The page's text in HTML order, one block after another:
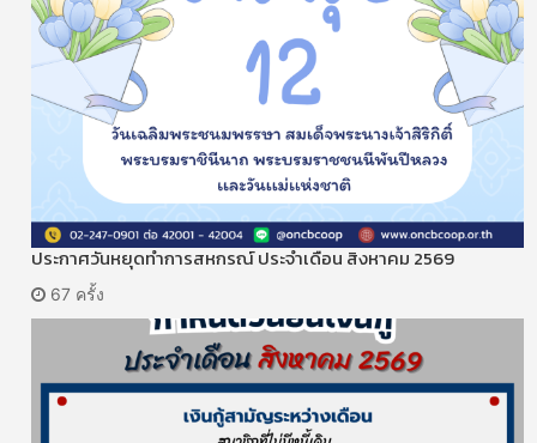
ประกาศวันหยุดทำการสหกรณ์ ประจำเดือน สิงหาคม 2569
67 ครั้ง